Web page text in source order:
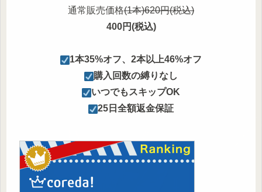
通常販売価格(1本)620円(税込)
400円(税込)
︎1本35%オフ、 2本以上46%オフ
購入回数の縛りなし
︎いつでもスキップOK
︎25日全額返金保証